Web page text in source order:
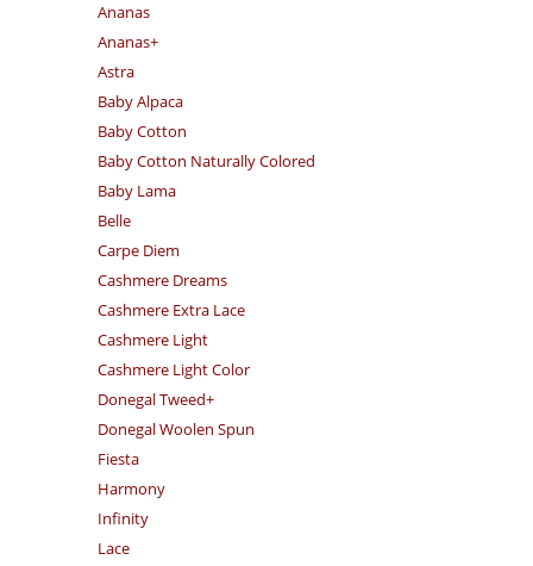
Ananas
Ananas+
Astra
Baby Alpaca
Baby Cotton
Baby Cotton Naturally Colored
Baby Lama
Belle
Carpe Diem
Cashmere Dreams
Cashmere Extra Lace
Cashmere Light
Cashmere Light Color
Donegal Tweed+
Donegal Woolen Spun
Fiesta
Harmony
Infinity
Lace